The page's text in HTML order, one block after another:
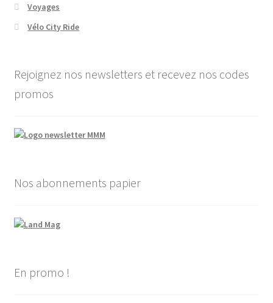
Voyages
Vélo City Ride
Rejoignez nos newsletters et recevez nos codes
promos
Nos abonnements papier
En promo !